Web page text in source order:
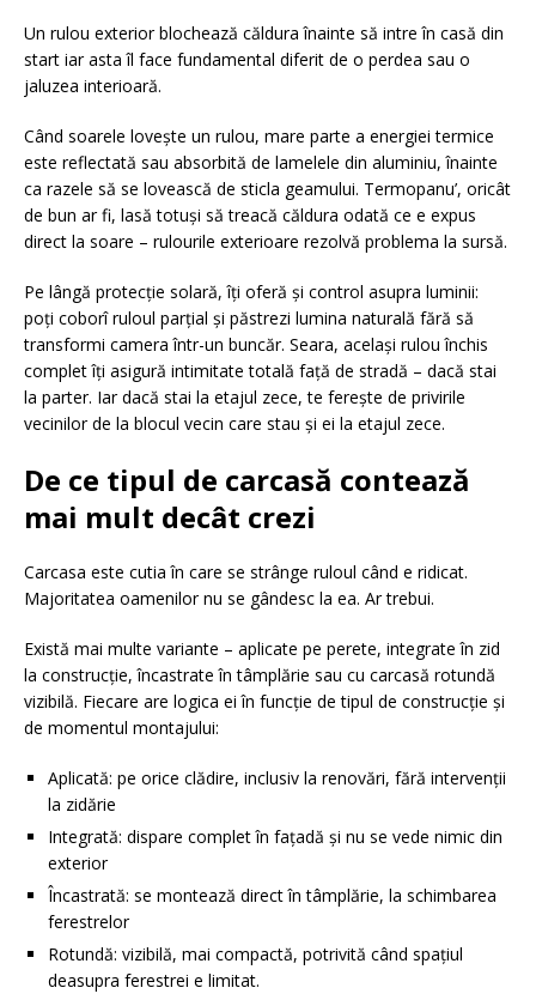
Un rulou exterior blochează căldura înainte să intre în casă din
start iar asta îl face fundamental diferit de o perdea sau o
jaluzea interioară.
Când soarele lovește un rulou, mare parte a energiei termice
este reflectată sau absorbită de lamelele din aluminiu, înainte
ca razele să se lovească de sticla geamului. Termopanu’, oricât
de bun ar fi, lasă totuși să treacă căldura odată ce e expus
direct la soare – rulourile exterioare rezolvă problema la sursă.
Pe lângă protecție solară, îți oferă și control asupra luminii:
poți coborî ruloul parțial și păstrezi lumina naturală fără să
transformi camera într-un buncăr. Seara, același rulou închis
complet îți asigură intimitate totală față de stradă – dacă stai
la parter. Iar dacă stai la etajul zece, te ferește de privirile
vecinilor de la blocul vecin care stau și ei la etajul zece.
De ce tipul de carcasă contează
mai mult decât crezi
Carcasa este cutia în care se strânge ruloul când e ridicat.
Majoritatea oamenilor nu se gândesc la ea. Ar trebui.
Există mai multe variante – aplicate pe perete, integrate în zid
la construcție, încastrate în tâmplărie sau cu carcasă rotundă
vizibilă. Fiecare are logica ei în funcție de tipul de construcție și
de momentul montajului:
Aplicată: pe orice clădire, inclusiv la renovări, fără intervenții
la zidărie
Integrată: dispare complet în fațadă și nu se vede nimic din
exterior
Încastrată: se montează direct în tâmplărie, la schimbarea
ferestrelor
Rotundă: vizibilă, mai compactă, potrivită când spațiul
deasupra ferestrei e limitat.